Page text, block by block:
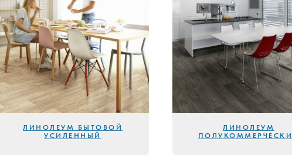
ЛИНОЛЕУМ БЫТОВОЙ
УСИЛЕННЫЙ
ЛИНОЛЕУМ